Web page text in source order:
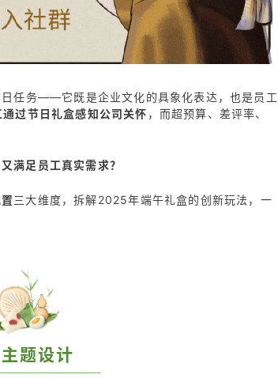
任务——它既是企业文化的具象化表达，也是员工
过节日礼盒感知公司关怀 ，而超预算、差评率、
满足员工真实需求？
三大维度，拆解2025年端午礼盒的创新玩法，一
题设计